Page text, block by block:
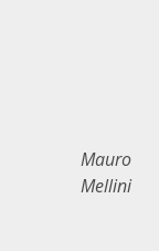
Mauro
Mellini